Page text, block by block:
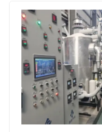
Σπίτι